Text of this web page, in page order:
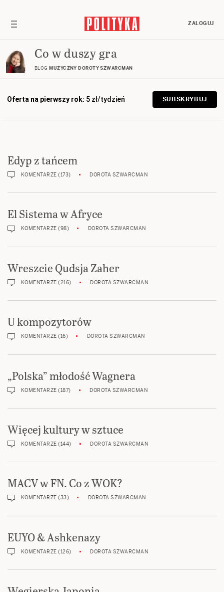
ZALOGUJ
Co w duszy gra
BLOG MUZYCZNY DOROTY SZWARCMAN
Oferta na pierwszy rok: 5 zł/tydzień SUBSKRYBUJ
Edyp z tańcem
KOMENTARZE (173) DOROTA SZWARCMAN
El Sistema w Afryce
KOMENTARZE (98) DOROTA SZWARCMAN
Wreszcie Qudsja Zaher
KOMENTARZE (216) DOROTA SZWARCMAN
U kompozytorów
KOMENTARZE (16) DOROTA SZWARCMAN
„Polska” młodość Wagnera
KOMENTARZE (187) DOROTA SZWARCMAN
Więcej kultury w sztuce
KOMENTARZE (144) DOROTA SZWARCMAN
MACV w FN. Co z WOK?
KOMENTARZE (33) DOROTA SZWARCMAN
EUYO & Ashkenazy
KOMENTARZE (126) DOROTA SZWARCMAN